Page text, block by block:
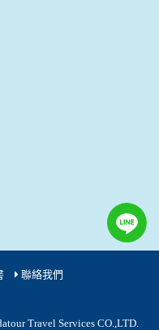
IP 位址、使用時間、使
本網站會對個別連線者
在本網站內部所瀏覽的
人識別資料。
公司提供您的個人識別
、服務的特定使用指
聯絡我們
Travel Services CO.,LTD.